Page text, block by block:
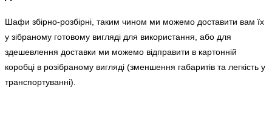
Шафи збірно-розбірні, таким чином ми можемо доставити вам їх
у зібраному готовому вигляді для використання, або для
здешевлення доставки ми можемо відправити в картонній
коробці в розібраному вигляді (зменшення габаритів та легкість у
транспортуванні).